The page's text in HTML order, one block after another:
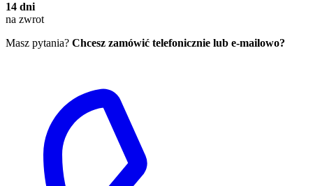
14 dni
na zwrot
Masz pytania? Chcesz zamówić telefonicznie lub e-mailowo?